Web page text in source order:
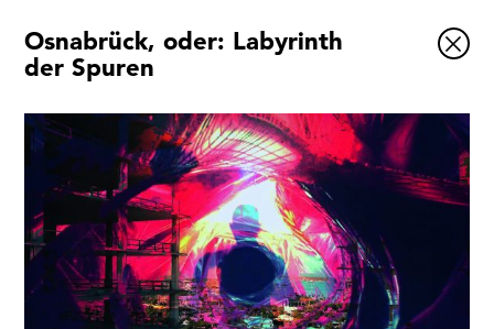
Osnabrück, oder: Labyrinth
der Spuren
Ausstellungen
Museumsquartier
Vermittlung
Besuch
Kontakt
1x